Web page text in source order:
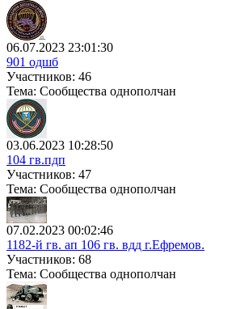
06.07.2023 23:01:30
901 одшб
Участников: 46
Тема: Сообщества однополчан
03.06.2023 10:28:50
104 гв.пдп
Участников: 47
Тема: Сообщества однополчан
07.02.2023 00:02:46
1182-й гв. ап 106 гв. вдд г.Ефремов.
Участников: 68
Тема: Сообщества однополчан